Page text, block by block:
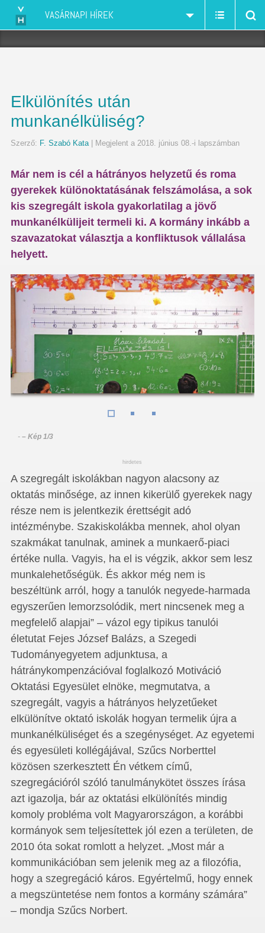
VASÁRNAPI HÍREK
Elkülönítés után
munkanélküliség?
Szerző: F. Szabó Kata| Megjelent a 2018. június 08.-i lapszámban
Már nem is cél a hátrányos helyzetű és roma
gyerekek különoktatásának felszámolása, a sok
kis szegregált iskola gyakorlatilag a jövő
munkanélkülijeit termeli ki. A kormány inkább a
szavazatokat választja a konfliktusok vállalása
helyett.
-– Kép 1/3
hirdetes
A szegregált iskolákban nagyon alacsony az
oktatás minősége, az innen kikerülő gyerekek nagy
része nem is jelentkezik érettségit adó
intézménybe. Szakiskolákba mennek, ahol olyan
szakmákat tanulnak, aminek a munkaerő-piaci
értéke nulla. Vagyis, ha el is végzik, akkor sem lesz
munkalehetőségük. És akkor még nem is
beszéltünk arról, hogy a tanulók negyede-harmada
egyszerűen lemorzsolódik, mert nincsenek meg a
megfelelő alapjai” – vázol egy tipikus tanulói
életutat Fejes József Balázs, a Szegedi
Tudományegyetem adjunktusa, a
hátránykompenzációval foglalkozó Motiváció
Oktatási Egyesület elnöke, megmutatva, a
szegregált, vagyis a hátrányos helyzetűeket
elkülönítve oktató iskolák hogyan termelik újra a
munkanélküliséget és a szegénységet. Az egyetemi
és egyesületi kollégájával, Szűcs Norberttel
közösen szerkesztett Én vétkem című,
szegregációról szóló tanulmánykötet összes írása
azt igazolja, bár az oktatási elkülönítés mindig
komoly probléma volt Magyarországon, a korábbi
kormányok sem teljesítettek jól ezen a területen, de
2010 óta sokat romlott a helyzet. „Most már a
kommunikációban sem jelenik meg az a filozófia,
hogy a szegregáció káros. Egyértelmű, hogy ennek
a megszüntetése nem fontos a kormány számára”
– mondja Szűcs Norbert.